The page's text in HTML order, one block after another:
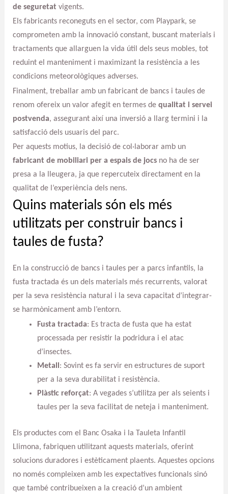
de seguretat vigents.
Els fabricants reconeguts en el sector, com Playpark, se
comprometen amb la innovació constant, buscant materials i
tractaments que allarguen la vida útil dels seus mobles, tot
reduint el manteniment i maximizant la resistència a les
condicions meteorològiques adverses.
Finalment, treballar amb un fabricant de bancs i taules de
renom ofereix un valor afegit en termes de qualitat i servei
postvenda, assegurant així una inversió a llarg termini i la
satisfacció dels usuaris del parc.
Per aquests motius, la decisió de col·laborar amb un
fabricant de mobiliari per a espais de jocsno ha de ser
presa a la lleugera, ja que repercuteix directament en la
qualitat de l’experiència dels nens.
Quins materials són els més
utilitzats per construir bancs i
taules de fusta?
En la construcció de bancs i taules per a parcs infantils, la
fusta tractada és un dels materials més recurrents, valorat
per la seva resistència natural i la seva capacitat d’integrar-
se harmònicament amb l’entorn.
Fusta tractada: Es tracta de fusta que ha estat
processada per resistir la podridura i el atac
d’insectes.
Metall : Sovint es fa servir en estructures de suport
per a la seva durabilitat i resistència.
Plàstic reforçat: A vegades s’utilitza per als seients i
taules per la seva facilitat de neteja i manteniment.
Els productes com el Banc Osaka i la Tauleta Infantil
Llimona, fabriquen utilitzant aquests materials, oferint
solucions duradores i estèticament plaents. Aquestes opcions
no només compleixen amb les expectatives funcionals sinó
que també contribueixen a la creació d’un ambient